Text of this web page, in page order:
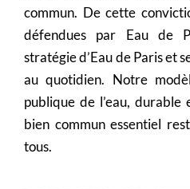
commun. De cette
défendues par Eau de
stratégie d’Eau de Paris et
au quotidien. Notre
publique de l’eau,
bien commun essentiel
tous.